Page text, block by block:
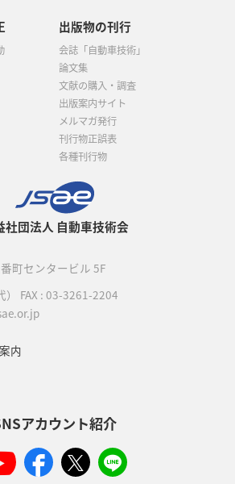
社団法人 自動車技術会
町センタービル 5F
） FAX : 03-3261-2204
内
アカウント紹介
出版物の刊行
会誌「自動車技術」
論文集
文献の購入・調査
出版案内サイト
メルマガ発行
刊行物正誤表
各種刊行物